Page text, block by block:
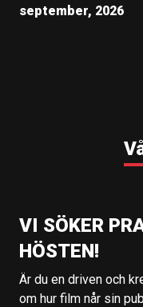
september, 2026
VI SÖKER
HÖSTEN!
Är du en driven och
om hur film når sin